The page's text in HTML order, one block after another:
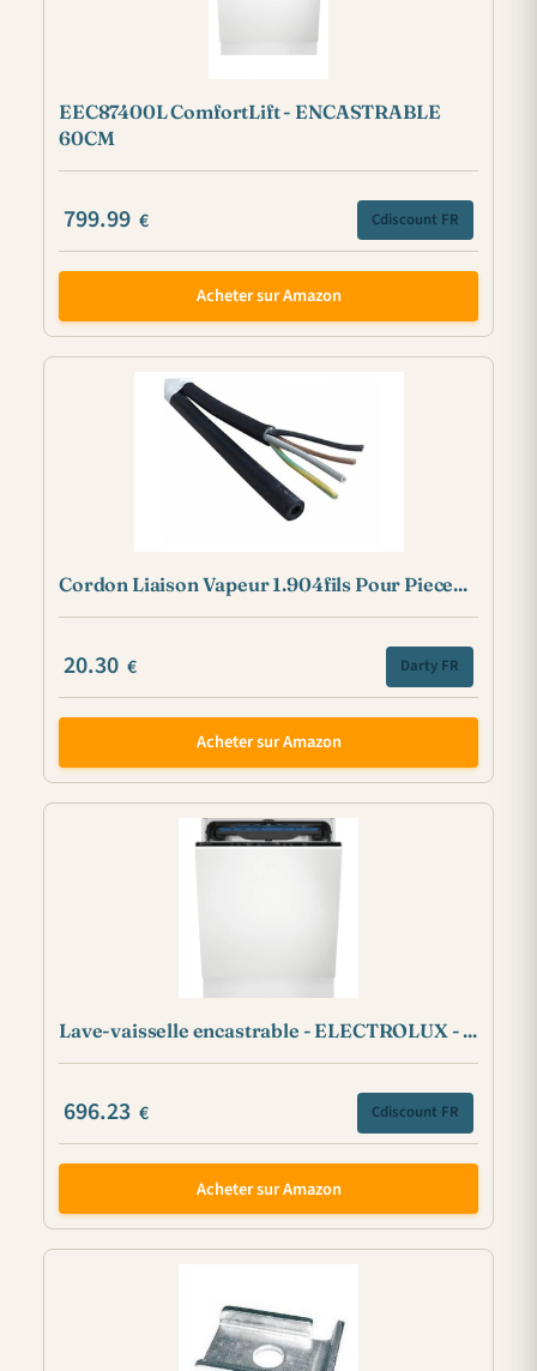
EEC87400L ComfortLift - ENCASTRABLE
60CM
799.99 € Cdiscount FR
Acheter sur Amazon
Cordon Liaison Vapeur 1.904fils Pour Piece...
20.30 € Darty FR
Acheter sur Amazon
Lave-vaisselle encastrable - ELECTROLUX - ...
696.23 € Cdiscount FR
Acheter sur Amazon